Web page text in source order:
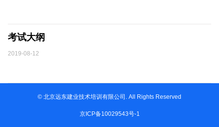
考试大纲
2019-08-12
© 北京远东建业技术培训有限公司. All Rights Reserved
京ICP备10029543号-1